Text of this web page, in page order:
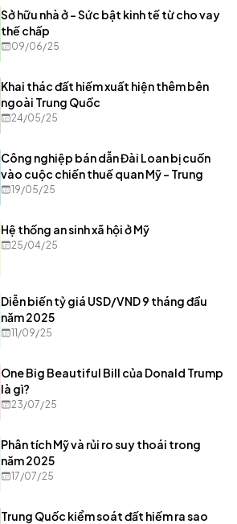
Sở hữu nhà ở – Sức bật kinh tế từ cho vay
thế chấp
09/06/25
Khai thác đất hiếm xuất hiện thêm bên
ngoài Trung Quốc
24/05/25
Công nghiệp bán dẫn Đài Loan bị cuốn
vào cuộc chiến thuế quan Mỹ - Trung
19/05/25
Hệ thống an sinh xã hội ở Mỹ
25/04/25
Diễn biến tỷ giá USD/VND 9 tháng đầu
năm 2025
11/09/25
One Big Beautiful Bill của Donald Trump
là gì?
23/07/25
Phân tích Mỹ và rủi ro suy thoái trong
năm 2025
17/07/25
Trung Quốc kiểm soát đất hiếm ra sao